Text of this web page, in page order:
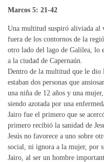
Marcos 5: 21-42
Una multitud suspiró aliviada al
fuera de los contornos de la
otro lado del lago de Galilea, lo
a la ciudad de Capernaún.
Dentro de la multitud que le dio
estaban dos personas que
una niña de 12 años y una
siendo azotada por una
Jairo fue el primero que se
primero recibió la sanidad de
Jesús no favorece a uno sobre
social, ni ignora a la mujer, por
Jairo, al ser un hombre